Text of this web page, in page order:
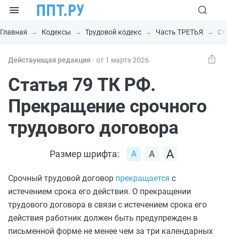
Главная Кодексы Трудовой кодекс Часть ТРЕТЬЯ
Действующая редакция ⸱ от 1 марта 2026
Статья 79 ТК РФ.
Прекращение срочного
трудового договора
Размер шрифта:
Срочный трудовой договор прекращается с
истечением срока его действия. О прекращении
трудового договора в связи с истечением срока его
действия работник должен быть предупрежден в
письменной форме не менее чем за три календарных